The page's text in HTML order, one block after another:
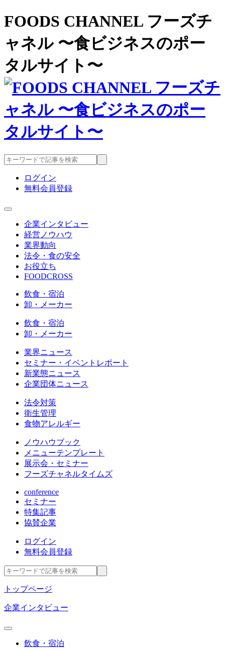
FOODS CHANNEL フーズチ
ャネル 〜食ビジネスのポー
タルサイト〜
ログイン
無料会員登録
企業インタビュー
経営ノウハウ
業界動向
法令・食の安全
お役立ち
FOODCROSS
飲食・宿泊
卸・メーカー
飲食・宿泊
卸・メーカー
業界ニュース
セミナー・イベントレポート
新業態ニュース
企業団体ニュース
法令対策
衛生管理
食物アレルギー
ノウハウブック
メニューテンプレート
展示会・セミナー
フーズチャネルタイムズ
conference
セミナー
特集記事
協賛企業
ログイン
無料会員登録
トップページ
企業インタビュー
飲食・宿泊